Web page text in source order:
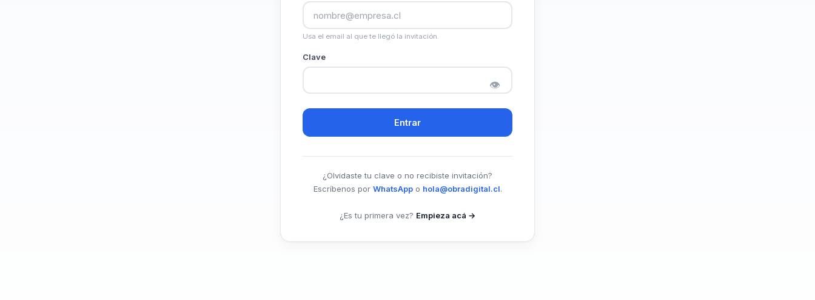
Usa el email al que te llegó la invitación.
Clave
👁
Entrar
¿Olvidaste tu clave o no recibiste invitación?
Escríbenos por WhatsAppo hola@obradigital.cl.
¿Es tu primera vez? Empieza acá →